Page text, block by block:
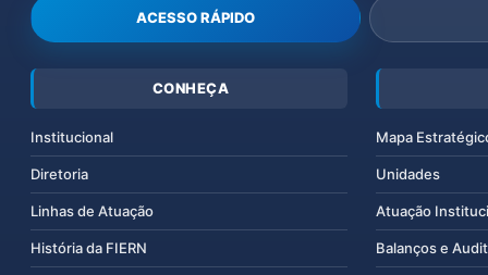
ACESSO RÁPIDO
CONHEÇA
Institucional
Diretoria
Linhas de Atuação
História da FIERN
Mapa
Unidades
Atuação
Balanços e